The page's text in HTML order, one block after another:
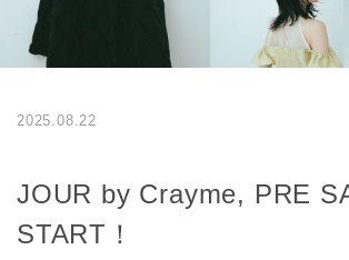
2025.08.22
JOUR by Crayme, PRE
START！